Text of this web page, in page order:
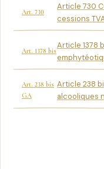
Art. 730
Article 730
cessions
Art. 1378 bis
Article 1378
Art. 238 bis
GA
Article 238
alcooliques